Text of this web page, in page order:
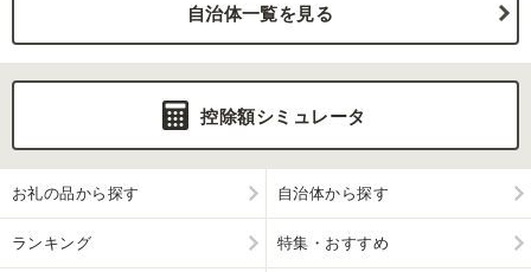
自治体一覧を見る
控除額シミュレータ
お礼の品から探す 自治体から探す
ランキング 特集・おすすめ